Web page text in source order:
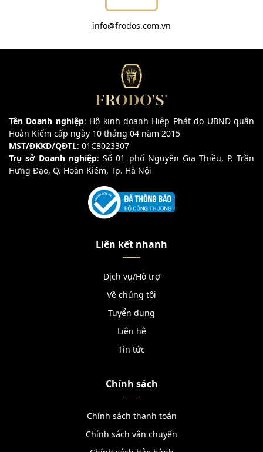
info@frodos.com.vn
Tên Doanh nghiệp: Hộ kinh doanh Hiệp Phát do UBND quận
Hoàn Kiếm cấp ngày 10 tháng 04 năm 2015
MST/ĐKKD/QĐTL: 01C8023307
Trụ sở Doanh nghiệp: Số 01 phố Nguyễn Gia Thiều, P. Trần
Hưng Đạo, Q. Hoàn Kiếm, Tp. Hà Nội
Liên kết nhanh
Dịch vụ/Hỗ trợ
Về chúng tôi
Tuyển dụng
Liên hệ
Tin tức
Chính sách
Chính sách thanh toán
Chính sách vận chuyển